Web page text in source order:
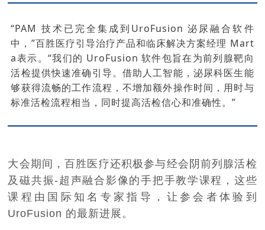
“PAM 技术已完全集成到UroFusion 泌尿融合软件
中，”百胜医疗引导治疗产品和临床解决方案经理 Mart
a表示。“我们的 UroFusion 软件包旨在为前列腺靶向
活检提供快速准确引导。借助人工智能，泌尿科医生能
够获得流畅的工作流程，不增加额外操作时间，用时与
标准活检流程相当，同时提高活检信心和准确性。”
大会期间，百胜医疗还积极参与经会阴前列腺活检
及磁共振-超声融合影像的手把手教学课程，这些
课程由国际知名专家指导，让参会者体验到
UroFusion 的最新进展。